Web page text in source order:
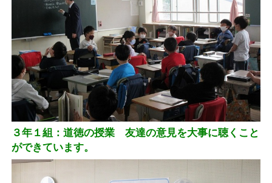
３年１組：道徳の授業 友達の意見を大事に聴くこと
ができています。